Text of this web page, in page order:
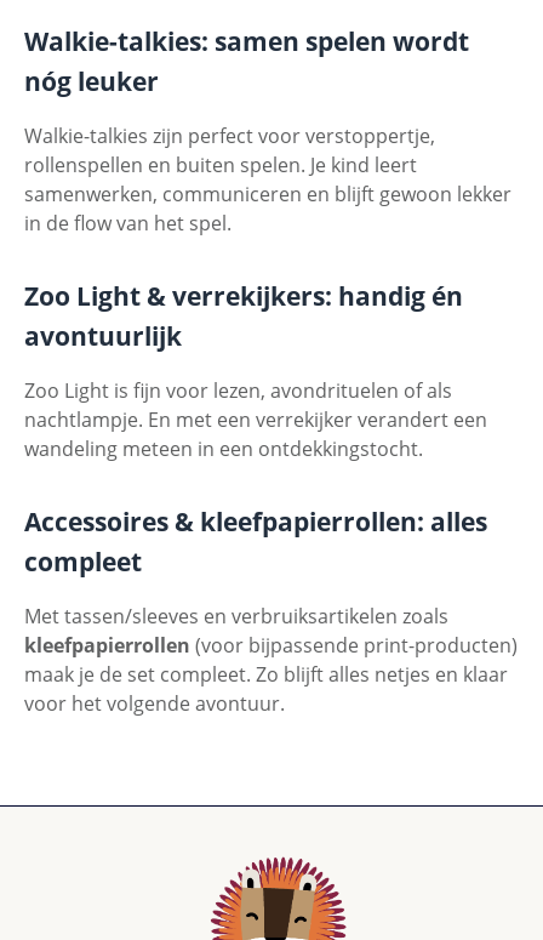
Walkie-talkies: samen spelen wordt
nóg leuker
Walkie-talkies zijn perfect voor verstoppertje,
rollenspellen en buiten spelen. Je kind leert
samenwerken, communiceren en blijft gewoon lekker
in de flow van het spel.
Zoo Light & verrekijkers: handig én
avontuurlijk
Zoo Light is fijn voor lezen, avondrituelen of als
nachtlampje. En met een verrekijker verandert een
wandeling meteen in een ontdekkingstocht.
Accessoires & kleefpapierrollen: alles
compleet
Met tassen/sleeves en verbruiksartikelen zoals
kleefpapierrollen (voor bijpassende print-producten)
maak je de set compleet. Zo blijft alles netjes en klaar
voor het volgende avontuur.